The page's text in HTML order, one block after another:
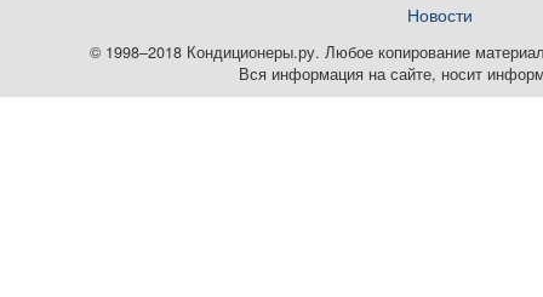
Новости
© 1998–2018 Кондиционеры.ру. Любое копирование
Вся информация на сайте, носит